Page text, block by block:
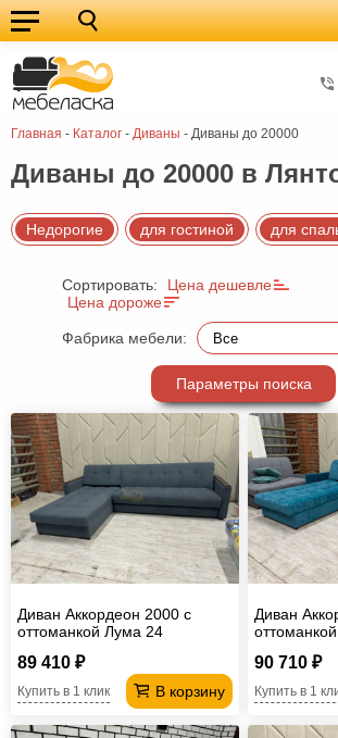
Главная - Каталог - Диваны - Диваны до 20000
Кухонные
гарнитуры
Мебель
для
кухни
Мебель
для
спальни
Кровати
Шкафы
Диваны
мебель
Детская
мебель
Мебель
гостиную
для
прихожей
Столы
Комоды
Офисная
мебель
Столы
под
компьютер
Мебель
для
Мебель
Кресла-
мешки
Мебель
Диваны до 20000 в
Недорогие для гостиной для
Сортировать:
Цена дешевле
Цена дороже
Фабрика мебели:
Параметры поиска
Диван Аккордеон 2000 с
оттоманкой Лума 24
89 410 ₽
В корзину
Купить в 1 клик
Диван
90 710 ₽
Купить в 1